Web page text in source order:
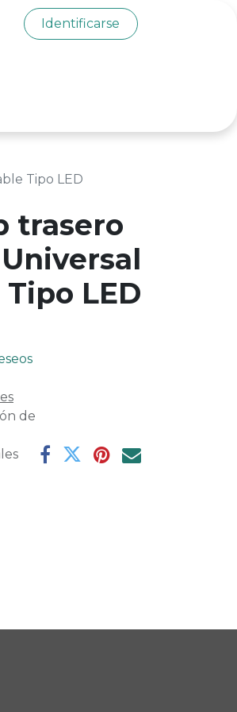
Identificarse
Tipo LED
trasero
LED
de